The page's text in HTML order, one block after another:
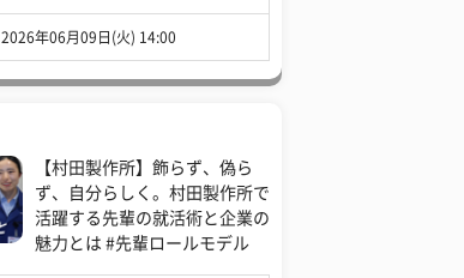
2026年06月09日(火) 14:00
【村田製作所】飾らず、偽ら
ず、自分らしく。村田製作所で
活躍する先輩の就活術と企業の
魅力とは #先輩ロールモデル